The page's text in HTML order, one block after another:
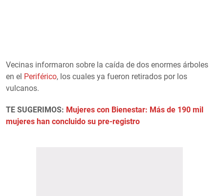
Vecinas informaron sobre la caída de dos enormes árboles
en el Periférico, los cuales ya fueron retirados por los
vulcanos.
TE SUGERIMOS: Mujeres con Bienestar: Más de 190 mil
mujeres han concluido su pre-registro